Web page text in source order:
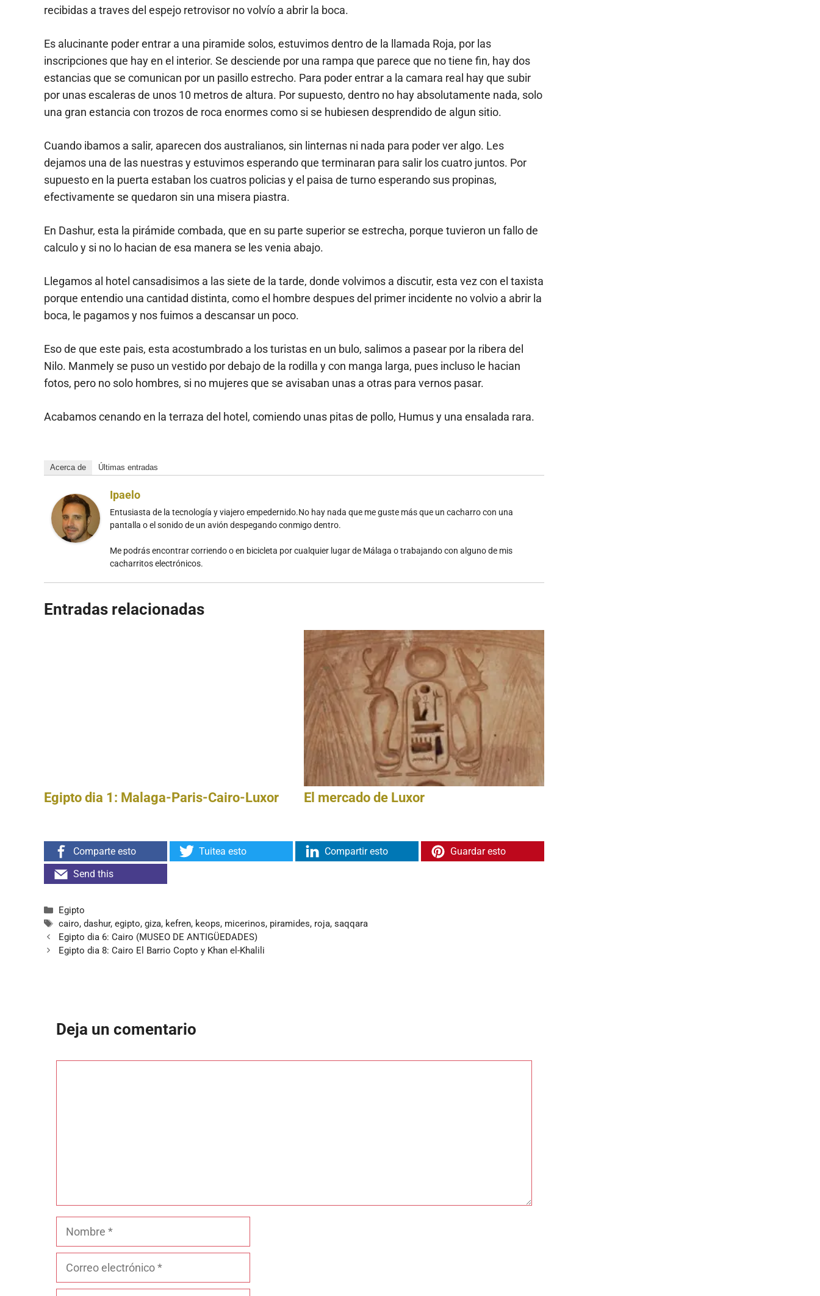
recibidas a traves del espejo retrovisor no volvío a abrir la boca.
Es alucinante poder entrar a una piramide solos, estuvimos dentro de la llamada Roja, por las
inscripciones que hay en el interior. Se desciende por una rampa que parece que no tiene fin, hay dos
estancias que se comunican por un pasillo estrecho. Para poder entrar a la camara real hay que subir
por unas escaleras de unos 10 metros de altura. Por supuesto, dentro no hay absolutamente nada, solo
una gran estancia con trozos de roca enormes como si se hubiesen desprendido de algun sitio.
Cuando ibamos a salir, aparecen dos australianos, sin linternas ni nada para poder ver algo. Les
dejamos una de las nuestras y estuvimos esperando que terminaran para salir los cuatro juntos. Por
supuesto en la puerta estaban los cuatros policias y el paisa de turno esperando sus propinas,
efectivamente se quedaron sin una misera piastra.
En Dashur, esta la pirámide combada, que en su parte superior se estrecha, porque tuvieron un fallo de
calculo y si no lo hacian de esa manera se les venia abajo.
Llegamos al hotel cansadisimos a las siete de la tarde, donde volvimos a discutir, esta vez con el taxista
porque entendio una cantidad distinta, como el hombre despues del primer incidente no volvio a abrir la
boca, le pagamos y nos fuimos a descansar un poco.
Eso de que este pais, esta acostumbrado a los turistas en un bulo, salimos a pasear por la ribera del
Nilo. Manmely se puso un vestido por debajo de la rodilla y con manga larga, pues incluso le hacian
fotos, pero no solo hombres, si no mujeres que se avisaban unas a otras para vernos pasar.
Acabamos cenando en la terraza del hotel, comiendo unas pitas de pollo, Humus y una ensalada rara.
Acerca de Últimas entradas
Ipaelo
Entusiasta de la tecnología y viajero empedernido.No hay nada que me guste más que un cacharro con una
pantalla o el sonido de un avión despegando conmigo dentro.
Me podrás encontrar corriendo o en bicicleta por cualquier lugar de Málaga o trabajando con alguno de mis
cacharritos electrónicos.
Entradas relacionadas
Egipto dia 1: Malaga-Paris-Cairo-Luxor El mercado de Luxor
Comparte esto Tuitea esto Compartir esto
Guardar esto
Send this
Categorías
Egipto
Etiquetas
cairo,dashur,egipto,giza, kefren, keops, micerinos, piramides, roja,saqqara
Egipto dia 6: Cairo (MUSEO DE ANTIGÜEDADES)
Egipto dia 8: Cairo El Barrio Copto y Khan el-Khalili
Deja un comentario
Nombre